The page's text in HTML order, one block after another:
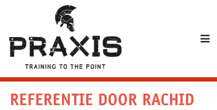
REFERENTIE DOOR RACHID